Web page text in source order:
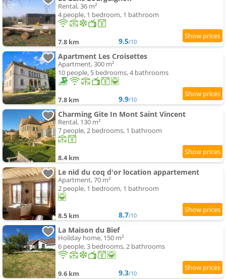
Rental, 36 m²
4 people, 1 bedroom, 1 bathroom
7.8 km 9.5/10
Apartment Les Croisettes
Apartment, 300 m²
10 people, 5 bedrooms, 4 bathrooms
7.8 km 9.9/10
Charming Gite In Mont Saint Vincent
Rental, 130 m²
7 people, 2 bedrooms, 1 bathroom
8.4 km
Le nid du coq d'or location appartement
Apartment, 70 m²
2 people, 1 bedroom, 1 bathroom
8.5 km 8.7/10
La Maison du Bief
Holiday home, 150 m²
6 people, 3 bedrooms, 2 bathrooms
9.6 km 9.3/10